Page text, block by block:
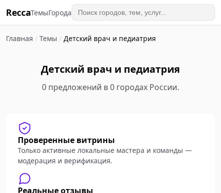
ReccaТемыГорода
Главная / Темы / Детский врач и педиатрия
Детский врач и педиатрия
0 предложений в 0 городах России.
Проверенные витрины
Только активные локальные мастера и команды —
модерация и верификация.
Реальные отзывы